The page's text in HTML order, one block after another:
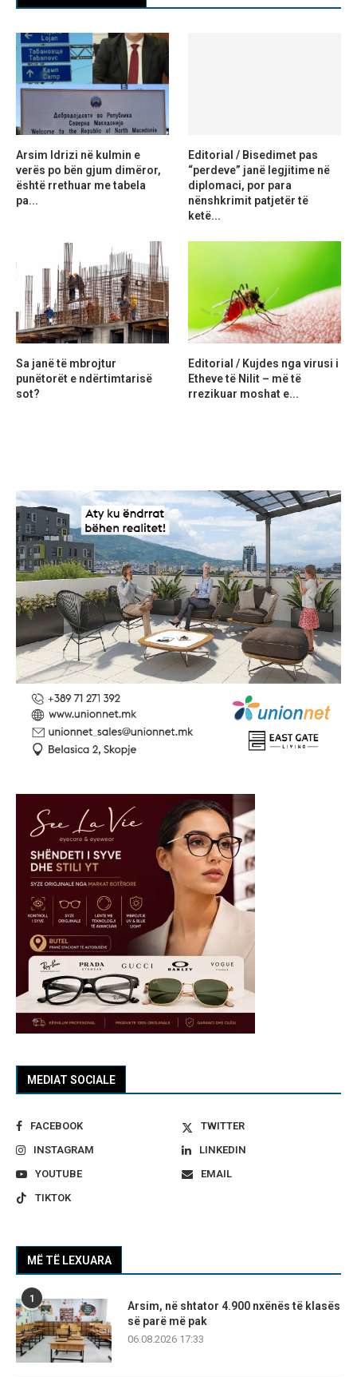
MEDIAT SOCIALE
FACEBOOK
TWITTER
INSTAGRAM
LINKEDIN
YOUTUBE
EMAIL
TIKTOK
MË TË LEXUARA
1
Arsim, në shtator 4.900 nxënës të klasës
së parë më pak
06.08.2026 17:33
Arsim Idrizi në kulmin e
verës po bën gjum dimëror,
është rrethuar me tabela
pa...
Editorial / Bisedimet pas
“perdeve” janë legjitime në
diplomaci, por para
nënshkrimit patjetër të
ketë...
Sa janë të mbrojtur
punëtorët e ndërtimtarisë
sot?
Editorial / Kujdes nga virusi i
Etheve të Nilit – më të
rrezikuar moshat e...